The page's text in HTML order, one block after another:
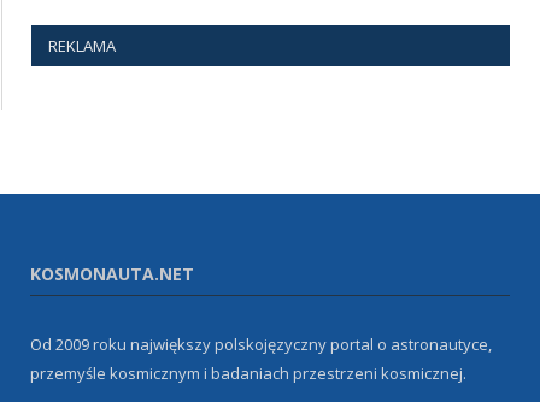
REKLAMA
KOSMONAUTA.NET
Od 2009 roku największy polskojęzyczny portal o astronautyce,
przemyśle kosmicznym i badaniach przestrzeni kosmicznej.